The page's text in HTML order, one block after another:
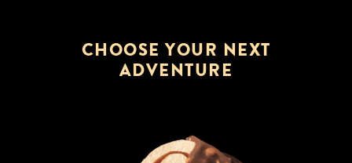
CHOOSE YOUR NEXT
ADVENTURE